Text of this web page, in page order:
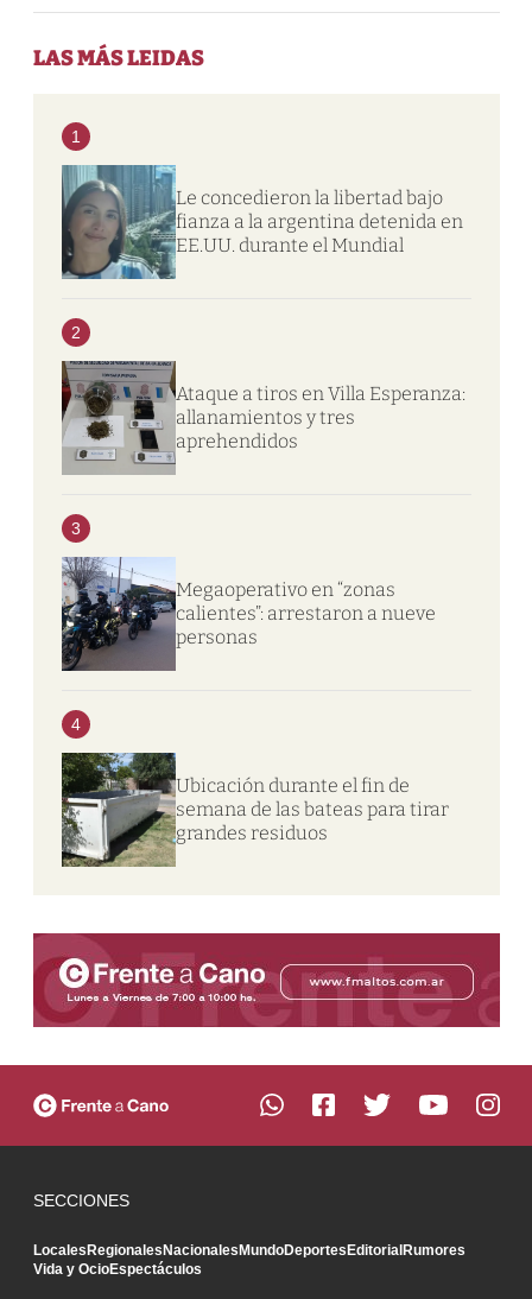
LAS MÁS LEIDAS
1
Le concedieron la libertad bajo
fianza a la argentina detenida en
EE.UU. durante el Mundial
2
Ataque a tiros en Villa Esperanza:
allanamientos y tres
aprehendidos
3
Megaoperativo en “zonas
calientes”: arrestaron a nueve
personas
4
Ubicación durante el fin de
semana de las bateas para tirar
grandes residuos
SECCIONES
LocalesRegionalesNacionalesMundoDeportesEditorialRumores
Vida y OcioEspectáculos